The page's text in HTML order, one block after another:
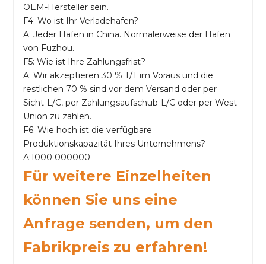
OEM-Hersteller sein.
F4: Wo ist Ihr Verladehafen?
A: Jeder Hafen in China. Normalerweise der Hafen
von Fuzhou.
F5: Wie ist Ihre Zahlungsfrist?
A: Wir akzeptieren 30 % T/T im Voraus und die
restlichen 70 % sind vor dem Versand oder per
Sicht-L/C, per Zahlungsaufschub-L/C oder per West
Union zu zahlen.
F6: Wie hoch ist die verfügbare
Produktionskapazität Ihres Unternehmens?
A:1000 000000
Für weitere Einzelheiten
können Sie uns eine
Anfrage senden, um den
Fabrikpreis zu erfahren!